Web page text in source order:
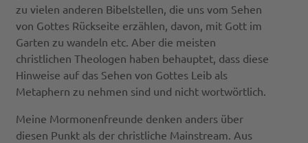
zu vielen anderen Bibelstellen, die uns vom Sehen
von Gottes Rückseite erzählen, davon, mit Gott im
Garten zu wandeln etc. Aber die meisten
christlichen Theologen haben behauptet, dass diese
Hinweise auf das Sehen von Gottes Leib als
Metaphern zu nehmen sind und nicht wortwörtlich.
Meine Mormonenfreunde denken anders über
diesen Punkt als der christliche Mainstream. Aus